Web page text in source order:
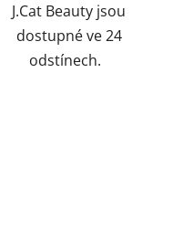
J.Cat Beauty jsou
dostupné ve 24
odstínech.